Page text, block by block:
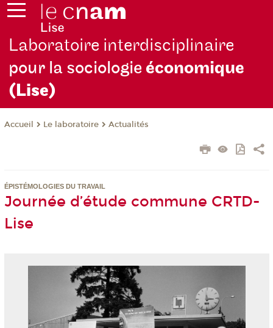
Laboratoire interdisciplinaire
pour la sociologieéconomique
(Lise)
Accueil Le laboratoire Actualités
ÉPISTÉMOLOGIES DU TRAVAIL
Journée d’étude commune CRTD-
Lise